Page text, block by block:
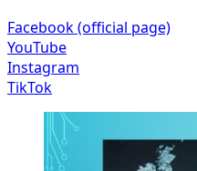
Facebook (official page)
YouTube
Instagram
TikTok